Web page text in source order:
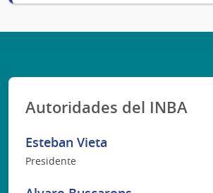
Autoridades del INBA
Esteban Vieta
Presidente